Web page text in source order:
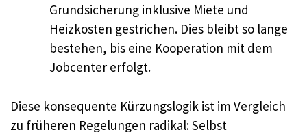
Grundsicherung inklusive Miete und
Heizkosten gestrichen. Dies bleibt so lange
bestehen, bis eine Kooperation mit dem
Jobcenter erfolgt.
Diese konsequente Kürzungslogik ist im Vergleich
zu früheren Regelungen radikal: Selbst